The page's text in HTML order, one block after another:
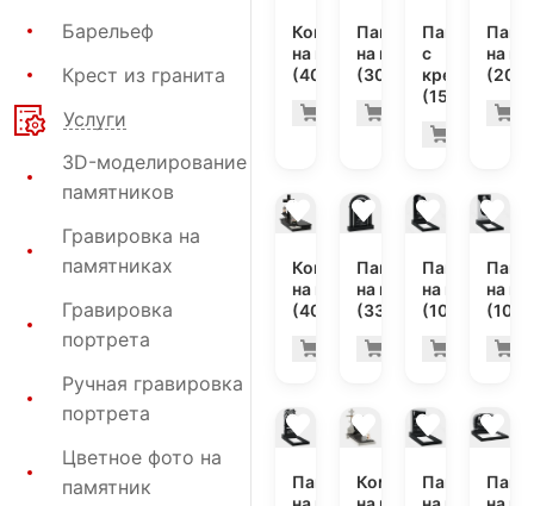
Барельеф
Крест из гранита
Услуги
3D-моделирование
памятников
Гравировка на
памятниках
Гравировка
портрета
Ручная гравировка
портрета
Цветное фото на
памятник
Комплекс
на могилу
(40-200)
326.200
Купить
Памятник
на могилу
(30-120)
Памятник
с
крестом
(15-119)
на
(20-
Комплекс
на могилу
(40-703)
233.800
Купить
Памятник
на могилу
(33-104)
Купить
Памятник
на могилу
(10-425)
Купить
на
(10-
ПамятникКомплексПамятник